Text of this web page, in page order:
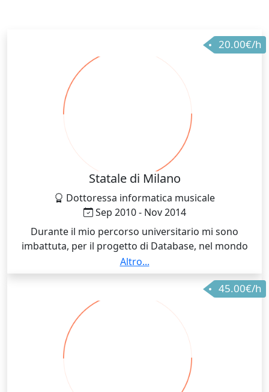
20.00€/h
Statale di Milano
Dottoressa informatica musicale
Sep 2010 - Nov 2014
Durante il mio percorso universitario mi sono
imbattuta, per il progetto di Database, nel mondo
web (PHP, HTML e CSS). Così, ottenuta la laurea, sono
stata subito assunta come sviluppatrice web.
Altro...
45.00€/h